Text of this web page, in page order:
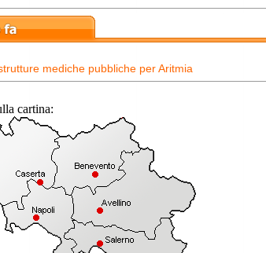
mediche pubbliche per Aritmia
cartina: